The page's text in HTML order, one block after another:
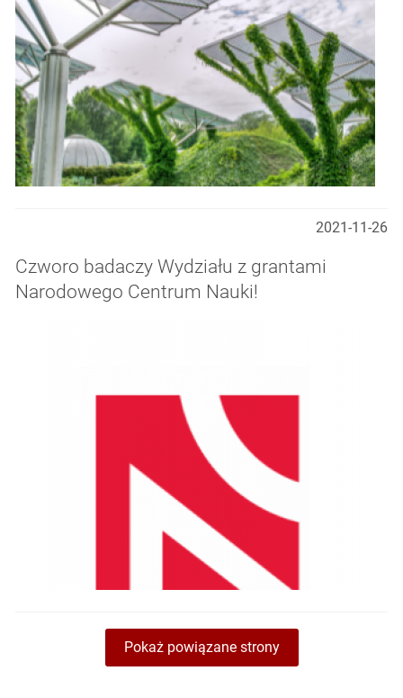
2021-11-26
Czworo badaczy Wydziału z grantami
Narodowego Centrum Nauki!
Pokaż powiązane strony